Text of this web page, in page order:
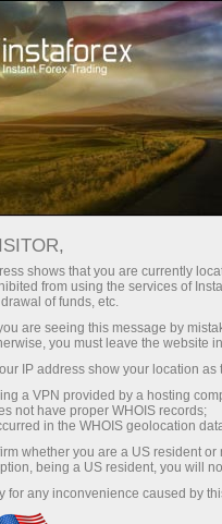
متداول من جميع أنحاء
shows that you are currently
from using the services of
of funds, etc.
are seeing this message by
you must leave the website
IP address show your location as
a VPN provided by a hosting
not have proper WHOIS records;
in the WHOIS geolocation
whether you are a US resident
being a US resident, you will
for any inconvenience caused by